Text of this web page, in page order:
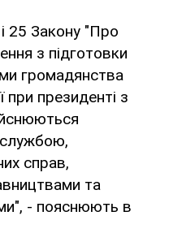
25 Закону "Про
з підготовки
громадянства
при президенті з
справ,
та
- пояснюють в